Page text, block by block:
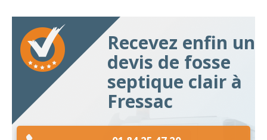
Recevez enfin un
devis de fosse
septique clair à
Fressac